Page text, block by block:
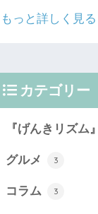
もっと詳しく見る
カテゴリー
『げんきリズム
グルメ 3
コラム 3